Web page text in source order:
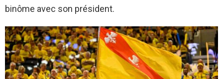
binôme avec son président.